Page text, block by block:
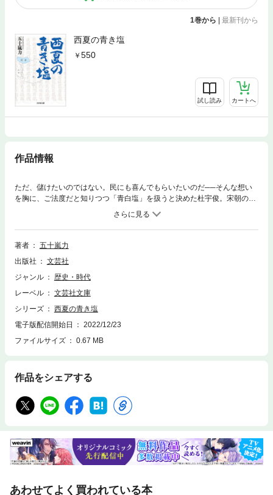
1巻から | 最新刊から
西夏の青き塩
550
試し読み カートへ
作品情報
ただ、儲けたいのではない。民にも喜んでもらいたいのだ──そんな想い
を胸に、ご法度だと知りつつ「青白塩」を扱うと決めた杜宇俊。宋朝の財
政の仕組みを根本的に揺るがす恐れのあるその塩で商いをする、彼が選ん
だその道に未来はあるのか。塩がもたらす人とのつながり。その血は現代
へと流れゆく。11世紀中国の西夏を舞台にした悠久の歴史ロマン。
著者
五十嵐力
出版社
文芸社
ジャンル
歴史・時代
レーベル
文芸社文庫
シリーズ
西夏の青き塩
電子版配信開始日
2022/12/23
ファイルサイズ
0.67 MB
作品をシェアする
あわせてよく買われている本